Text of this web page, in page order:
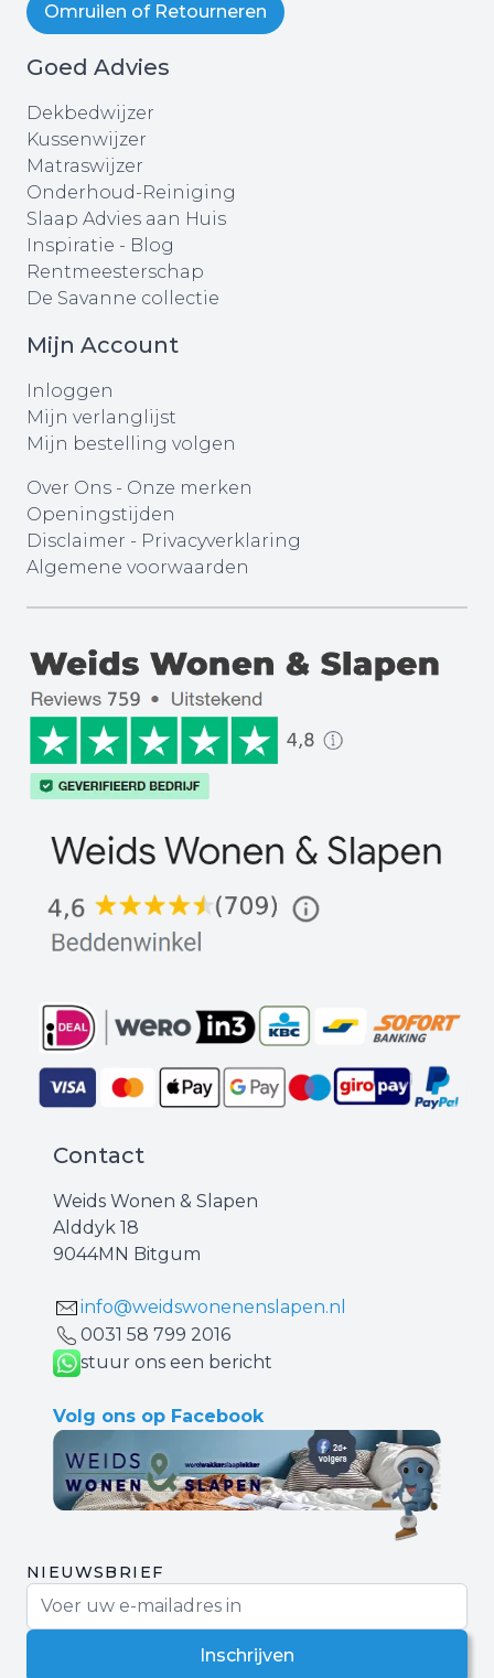
Omruilen of Retourneren
Goed Advies
Dekbedwijzer
Kussenwijzer
Matraswijzer
Onderhoud-Reiniging
Slaap Advies aan Huis
Inspiratie - Blog
Rentmeesterschap
De Savanne collectie
Mijn Account
Inloggen
Mijn verlanglijst
Mijn bestelling volgen
Over Ons - Onze merken
Openingstijden
Disclaimer - Privacyverklaring
Algemene voorwaarden
Contact
Weids Wonen & Slapen
Alddyk 18
9044MN Bitgum
info@weidswonenenslapen.nl
0031 ‪58 799 2016‬
stuur ons een bericht
Volg ons op Facebook
NIEUWSBRIEF
Inschrijven